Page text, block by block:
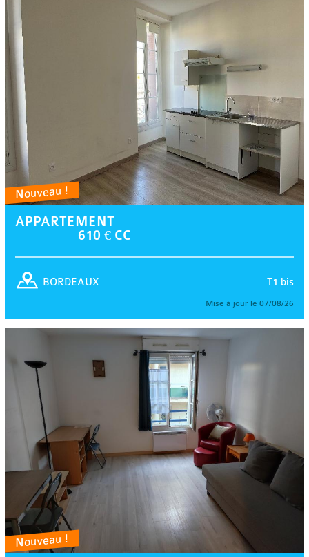
Nouveau !
APPARTEMENT
610 € CC
T1 bis
BORDEAUX
Mise à jour le 07/08/26
Nouveau !